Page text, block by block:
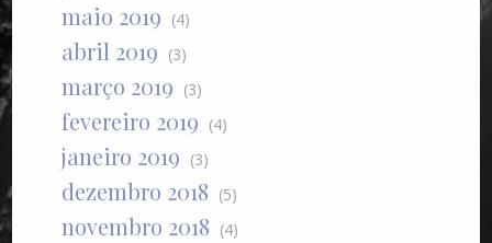
maio 2019 (4)
abril 2019 (3)
março 2019 (3)
fevereiro 2019 (4)
janeiro 2019 (3)
dezembro 2018 (5)
novembro 2018 (4)